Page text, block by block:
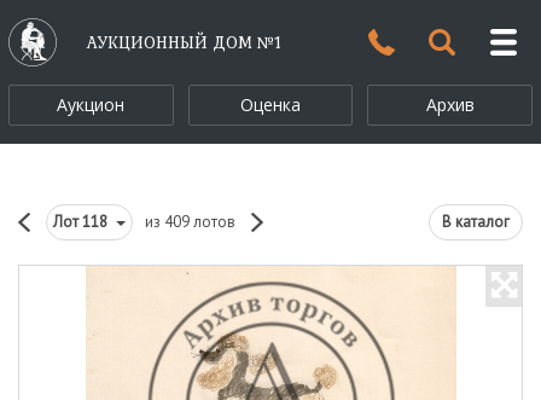
АУКЦИОННЫЙ ДОМ №1
Аукцион Оценка Архив
Лот118 из 409 лотов В каталог